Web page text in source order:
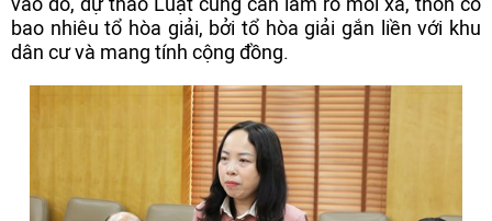
bao nhiêu tổ hòa giải, bởi tổ hòa giải gắn liền với khu
dân cư và mang tính cộng đồng.